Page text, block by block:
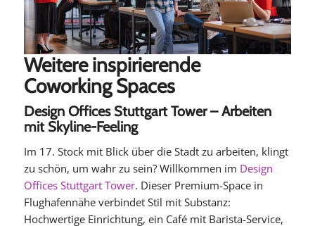
Weitere inspirierende
Coworking Spaces
Design Offices Stuttgart Tower – Arbeiten
mit Skyline-Feeling
Im 17. Stock mit Blick über die Stadt zu arbeiten, klingt
zu schön, um wahr zu sein? Willkommen im Design
Offices Stuttgart Tower. Dieser Premium-Space in
Flughafennähe verbindet Stil mit Substanz:
Hochwertige Einrichtung, ein Café mit Barista-Service,